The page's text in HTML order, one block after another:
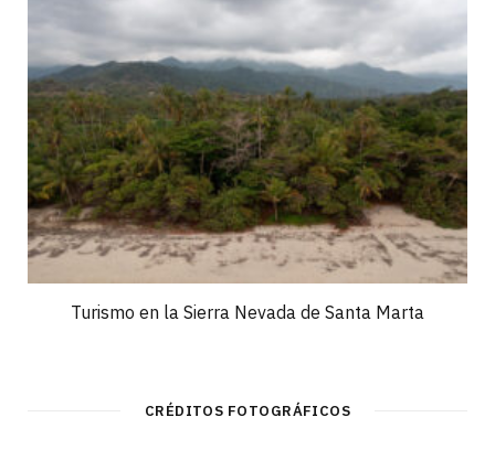
Turismo en la Sierra Nevada de Santa Marta
CRÉDITOS FOTOGRÁFICOS